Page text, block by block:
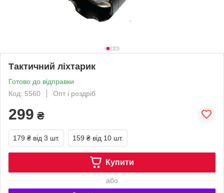
Тактичний ліхтарик
Готово до відправки
Код: 5560
Опт і роздріб
299 ₴
179 ₴ від 3 шт. 159 ₴ від 10 шт.
Купити
або